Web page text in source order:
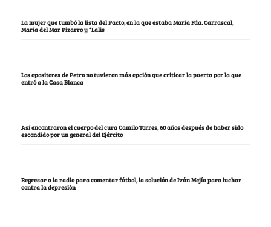
La mujer que tumbó la lista del Pacto, en la que estaba María Fda. Carrascal,
María del Mar Pizarro y “Lalis
Los opositores de Petro no tuvieron más opción que criticar la puerta por la que
entró a la Casa Blanca
Así encontraron el cuerpo del cura Camilo Torres, 60 años después de haber sido
escondido por un general del Ejército
Regresar a la radio para comentar fútbol, la solución de Iván Mejía para luchar
contra la depresión